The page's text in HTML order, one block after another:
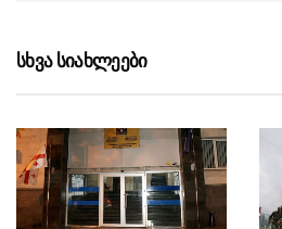
ხასიათი აქვს
ასაჯაროებს (ვიდეო)
07.08 - 21:15ეკა კუპატაძე მიმართვას
ავრცელებს
სხვა სიახლეები